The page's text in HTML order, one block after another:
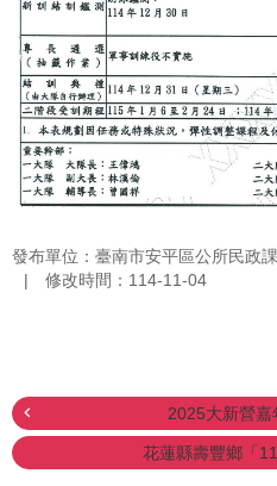
發布單位：臺南市安平區公所民政課
修改時間：114-11-04
2025大新營
花蓮縣壽豐鄉「